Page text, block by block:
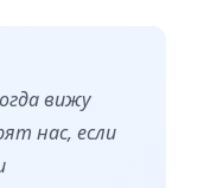
вижу
нас, если